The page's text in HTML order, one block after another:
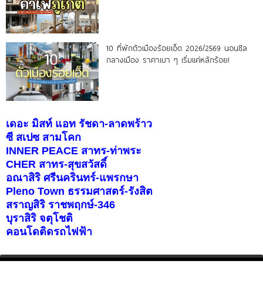
10 ที่พักตัวเมืองร้อยเอ็ด 2026/2569 นอนชิล
กลางเมือง ราคาเบา ๆ เริ่มแค่หลักร้อย!
เดอะ มิสท์ แอท รัชดา-ลาดพร้าว
ซี สเปซ สามโคก
INNER PEACE สาทร-ท่าพระ
CHER สาทร-สุขสวัสดิ์
อณาสิริ ศรีนครินทร์-แพรกษา
Pleno Town ธรรมศาสตร์-รังสิต
สราญสิริ ราชพฤกษ์-346
บุราสิริ จตุโชติ
คอนโดติดรถไฟฟ้า